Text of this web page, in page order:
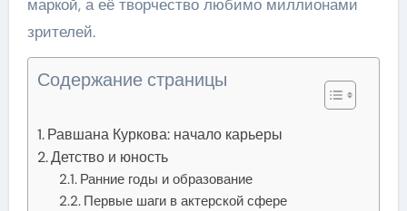
маркой, а её творчество любимо миллионами
зрителей.
Содержание страницы
Равшана Куркова: начало карьеры
Детство и юность
Ранние годы и образование
Первые шаги в актерской сфере